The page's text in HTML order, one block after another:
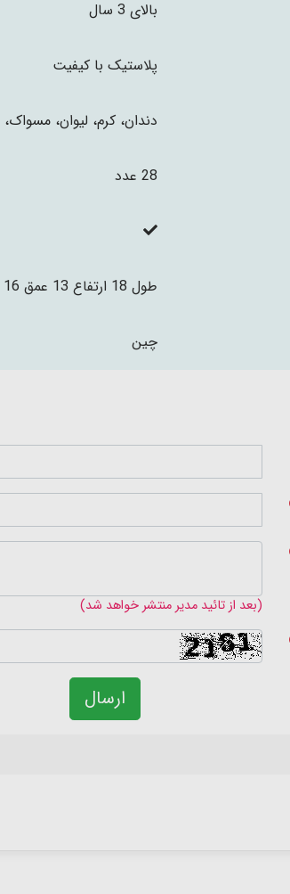
بالای 3 سال
پلاستیک با کیفیت
دندان، کرم، لیوان،
28 عدد
طول 18 ارتفاع 13 عمق 16 سانتی متر
چین
(بعد از تائید مدیر منتشر خواهد شد)
ارسال